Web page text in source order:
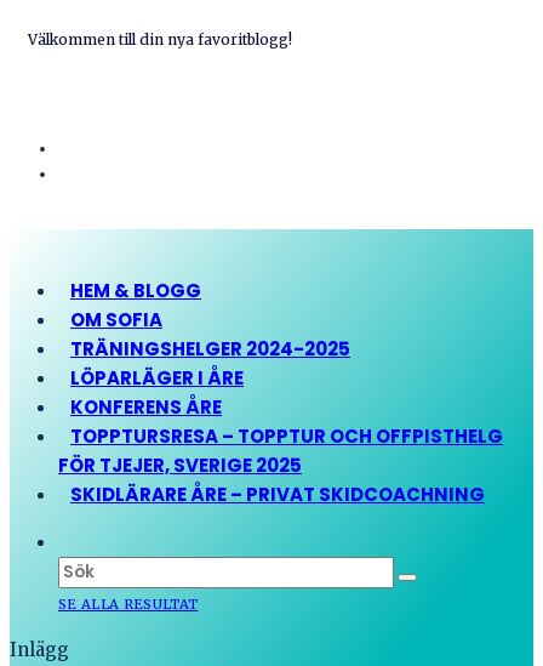
Välkommen till din nya favoritblogg!
HEM & BLOGG
OM SOFIA
TRÄNINGSHELGER 2024-2025
LÖPARLÄGER I ÅRE
KONFERENS ÅRE
TOPPTURSRESA – TOPPTUR OCH OFFPISTHELG
FÖR TJEJER, SVERIGE 2025
SKIDLÄRARE ÅRE – PRIVAT SKIDCOACHNING
SE ALLA RESULTAT
Inlägg